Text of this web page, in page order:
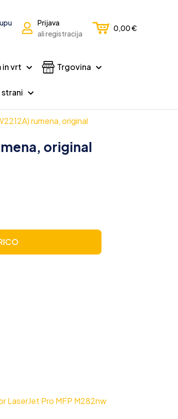
Prijava
ali registracija
0,00€
in vrt Trgovina
rumena, original
original
LaserJet Pro MFP M282nw